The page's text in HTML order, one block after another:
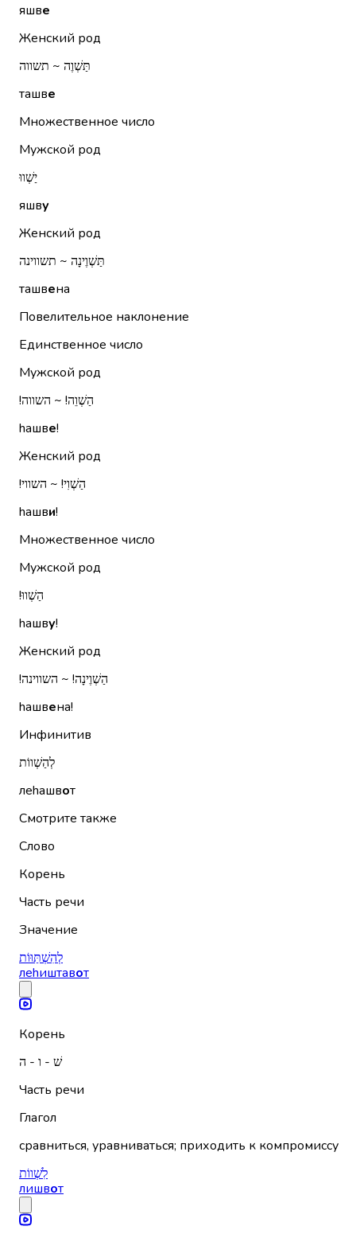
яшве
Женский род
תַּשְׁוֶה ~ תשווה
ташве
Множественное число
Мужской род
יַשְׁווּ
яшву
Женский род
תַּשְׁוֶינָה ~ תשווינה
ташвена
Повелительное наклонение
Единственное число
Мужской род
הַשְׁוֵה!‏ ~ השווה!‏
hашве!
Женский род
הַשְׁוִי!‏ ~ השווי!‏
hашви!
Множественное число
Мужской род
הַשְׁווּ!‏
hашву!
Женский род
הַשְׁוֶינָה!‏ ~ השווינה!‏
hашвена!
Инфинитив
לְהַשְׁווֹת
леhашвот
Смотрите также
Слово
Корень
Часть речи
Значение
לְהִשְׁתַּוּוֹת
леhиштавот
Корень
שׁ - ו - ה
Часть речи
Глагол
сравниться, уравниваться; приходить к компромиссу
לִשְׁווֹת
лишвот